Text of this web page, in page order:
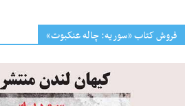
فروش کتاب «سوریه: چاله عنکبوت»